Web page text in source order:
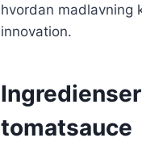
hvordan madlavning
innovation.
tomatsauce